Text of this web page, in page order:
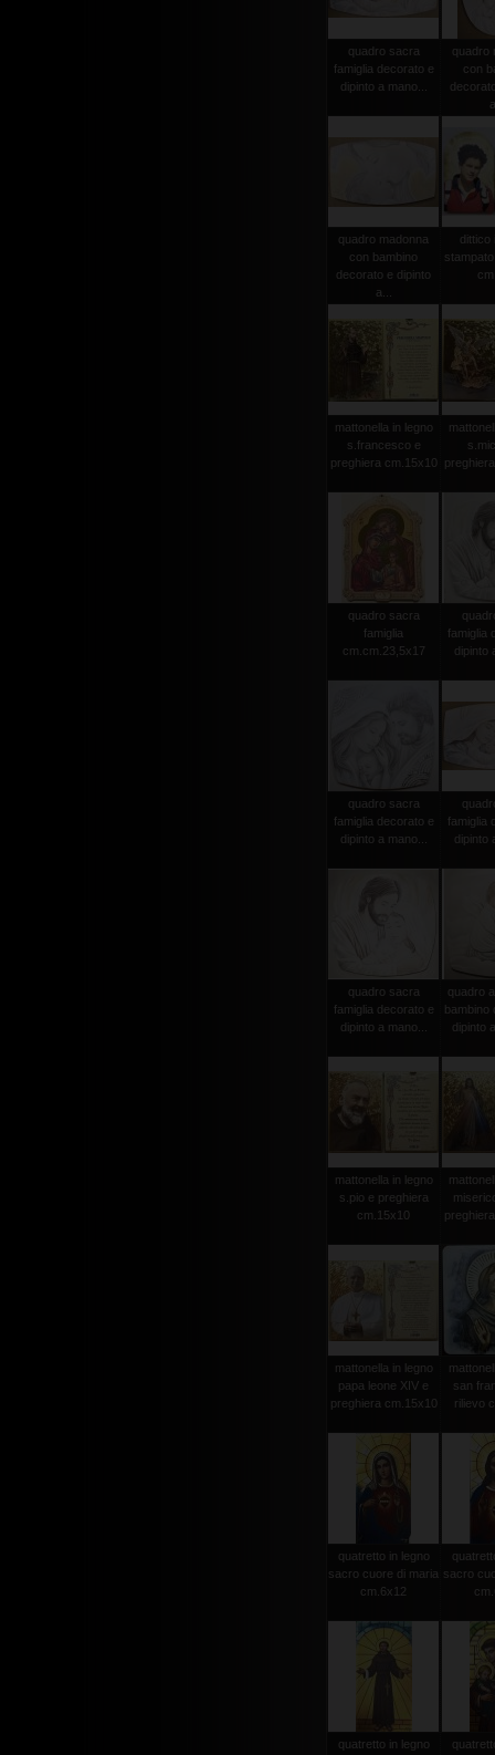
quadro sacra
famiglia decorato e
dipinto a mano...
quadro
con
quadro madonna
con bambino
decorato e dipinto
a...
mattonella in legno
s.francesco e
preghiera cm.15x10
quadro sacra
famiglia
cm.cm.23,5x17
famiglia
dipinto
quadro sacra
famiglia decorato e
dipinto a mano...
famiglia
dipinto
quadro sacra
famiglia decorato e
dipinto a mano...
quadro
bambino
dipinto
mattonella in legno
s.pio e preghiera
cm.15x10
mattonella in legno
papa leone XIV e
preghiera cm.15x10
san
rilievo
quatretto in legno
sacro cuore di maria
cm.6x12
sacro
quatretto in legno